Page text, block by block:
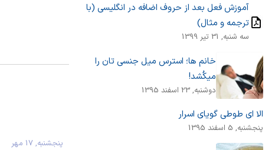
آموزش فعل بعد از حروف اضافه در انگلیسی (با
ترجمه و مثال)
سه شنبه, 31 تیر 1399
خانم ها؛ استرس میل جنسی تان را
میکُشد!
دوشنبه, 23 اسفند 1395
الا ای طوطی گویای اسرار
پنجشنبه, 5 اسفند 1395
پنجشنبه, 17 مهر